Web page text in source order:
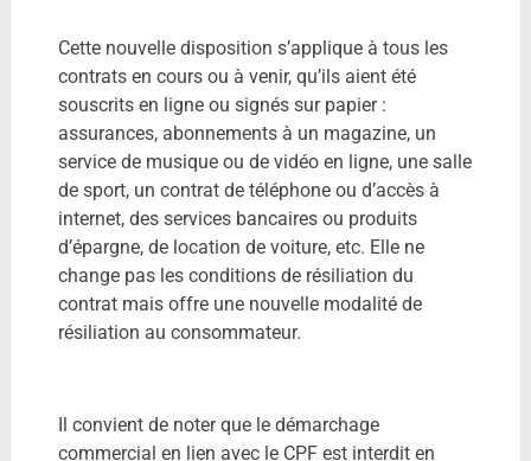
Cette nouvelle disposition s’applique à tous les
contrats en cours ou à venir, qu’ils aient été
souscrits en ligne ou signés sur papier :
assurances, abonnements à un magazine, un
service de musique ou de vidéo en ligne, une salle
de sport, un contrat de téléphone ou d’accès à
internet, des services bancaires ou produits
d’épargne, de location de voiture, etc. Elle ne
change pas les conditions de résiliation du
contrat mais offre une nouvelle modalité de
résiliation au consommateur.
Il convient de noter que le démarchage
commercial en lien avec le CPF est interdit en